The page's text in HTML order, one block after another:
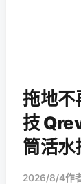
拖地不
技
筒活水
2026/8/4作